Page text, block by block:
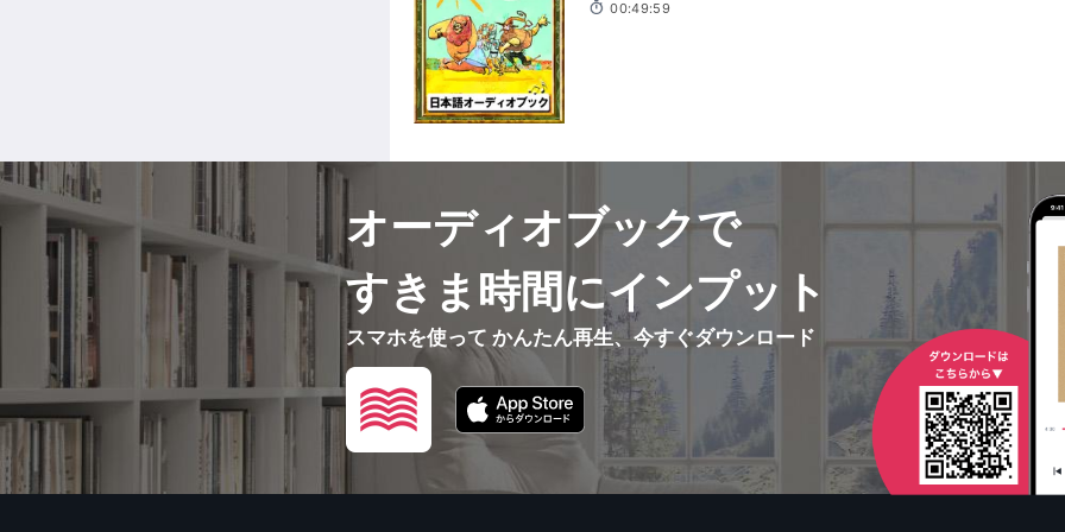
00:49:59
オーディオブックで
すきま時間にインプット
スマホを使って かんたん再生、今すぐダウンロード